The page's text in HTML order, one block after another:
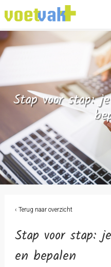
Stap voor stap:
‹ Terug naar overzicht
Stap voor stap:
en bepalen